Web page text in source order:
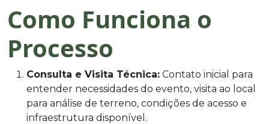
Como Funciona o
Processo
Consulta e Visita Técnica: Contato inicial para
entender necessidades do evento, visita ao local
para análise de terreno, condições de acesso e
infraestrutura disponível.